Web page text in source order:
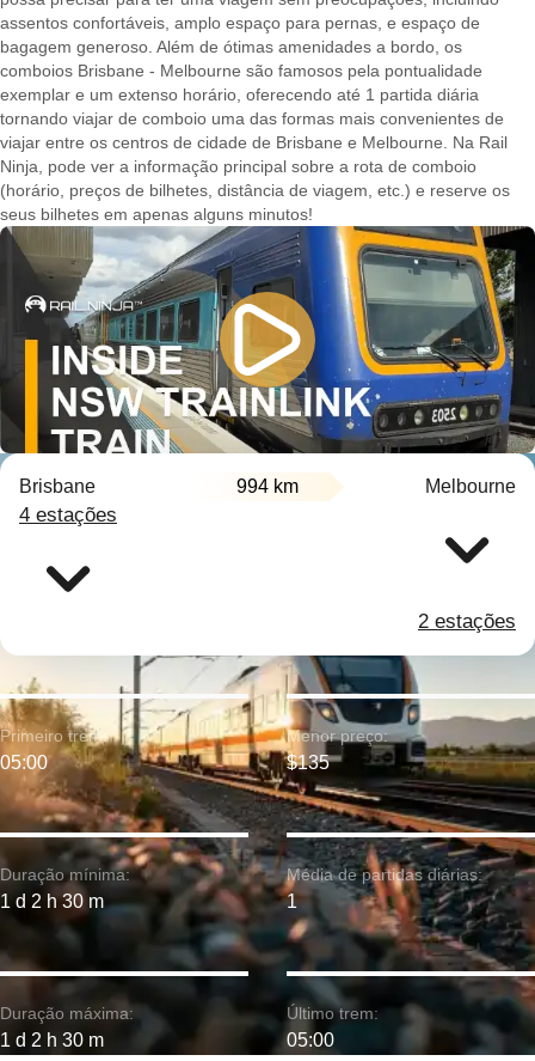
assentos confortáveis, amplo espaço para pernas, e espaço de
bagagem generoso. Além de ótimas amenidades a bordo, os
comboios Brisbane - Melbourne são famosos pela pontualidade
exemplar e um extenso horário, oferecendo até 1 partida diária
tornando viajar de comboio uma das formas mais convenientes de
viajar entre os centros de cidade de Brisbane e Melbourne. Na Rail
Ninja, pode ver a informação principal sobre a rota de comboio
(horário, preços de bilhetes, distância de viagem, etc.) e reserve os
seus bilhetes em apenas alguns minutos!
Brisbane 994 km Melbourne
4 estações
2 estações
Duração mínima:
1 d 2 h 30 m
Primeiro trem:
05:00
Duração máxima:
1 d 2 h 30 m
Menor preço:
$135
Média de partidas diárias:
1
Último trem:
05:00